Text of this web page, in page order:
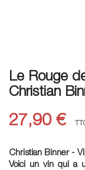
Le Rouge
Christian
27,90 €
Christian Binner -
Voici un vin qui a